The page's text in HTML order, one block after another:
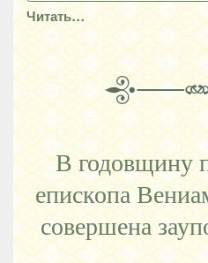
Читать…
В годовщину
епископа
совершена